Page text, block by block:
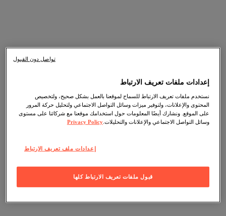
إعدادات ملفات تعريف الارتباط
نستخدم ملفات تعريف الارتباط للسماح لموقعنا بالعمل بشكل صحيح، ولتخصيص
المحتوى والإعلانات، ولتوفير ميزات وسائل التواصل الاجتماعي ولتحليل حركة المرور
على الموقع. ونشارك أيضًا المعلومات حول استخدامك موقعنا مع شركائنا على مستوى
وسائل التواصل الاجتماعي والإعلانات والتحليلات.Privacy Policy
إعدادات ملف تعريف الارتباط
قبول ملفات تعريف الارتباط كلها
تواصل دون القبول